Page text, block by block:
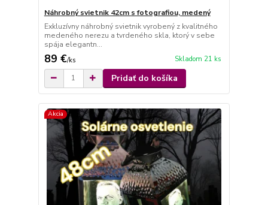
Náhrobný svietnik 42cm s fotografiou, medený
Exkluzívny náhrobný svietnik vyrobený z kvalitného
medeného nerezu a tvrdeného skla, ktorý v sebe
spája elegantn...
89 €/ks Skladom 21 ks
Pridať do košíka
Akcia